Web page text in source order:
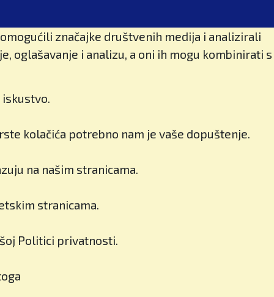
Škola nije samo znanje
svijet
International School of
značajke društvenih medija i analizirali
oglašavanje i analizu, a oni ih mogu kombinirati s
kolačića potrebno nam je vaše dopuštenje.
na našim stranicama.
stranicama.
Politici privatnosti.